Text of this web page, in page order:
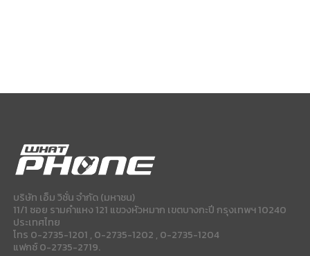
บริษัท เอ็ม วิชั่น จำกัด (มหาชน)
11/1 ซอย รามคำแหง 121 แขวงหัวหมาก เขตบางกะปี กรุงเทพฯ 10240
ประเทศไทย
โทร 0-2735-1201 , 0-2735-1202 , 0-2735-1204
แฟกซ์ 0-2735-2719.